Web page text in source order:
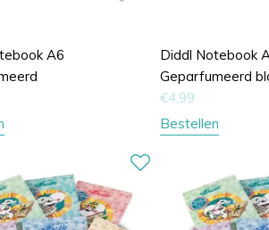
A6
Diddl Notebook
Geparfumeerd
€4,99
Bestellen